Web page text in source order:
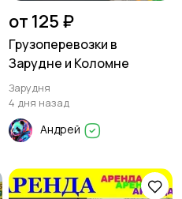
от 125 ₽
Грузоперевозки в
Зарудне и Коломне
Зарудня
4 дня назад
Андрей